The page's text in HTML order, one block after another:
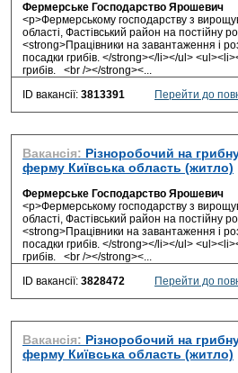
Фермерське Господарство Ярошевич
<p>Фермерському господарству з
області, Фастівський район на постійну
<strong>Працівники на завантаження і
посадки грибів. </strong></li></ul>
грибів. <br /></strong><...
ID вакансії: 3813391 Перейти до
Вакансія: Різноробочий на
ферму Київська область (житло)
Фермерське Господарство Ярошевич
<p>Фермерському господарству з
області, Фастівський район на постійну
<strong>Працівники на завантаження і
посадки грибів. </strong></li></ul>
грибів. <br /></strong><...
ID вакансії: 3828472 Перейти до
Вакансія: Різноробочий на
ферму Київська область (житло)